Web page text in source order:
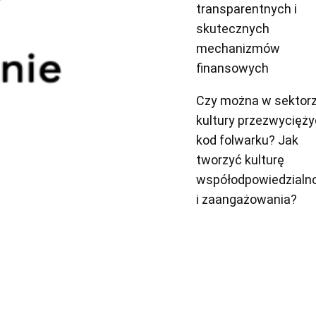
transparentnych i
skutecznych
mechanizmów
finansowych
Czy można w
kultury
kod folwarku? Jak
tworzyć kulturę
i zaangażowania?